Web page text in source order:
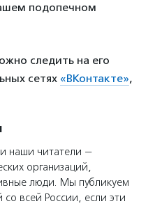
подопечном
следить на его
сетях «ВКонтакте»,
наши читатели —
организаций,
люди. Мы публикуем
со всей России, если эти